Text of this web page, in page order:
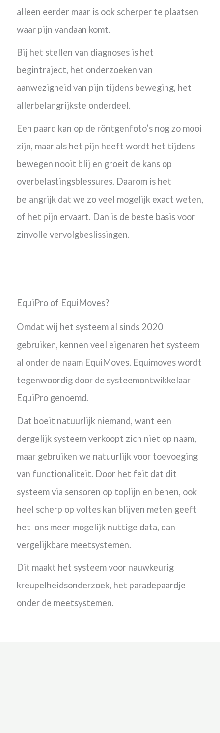
alleen eerder maar is ook scherper te plaatsen
waar pijn vandaan komt.
Bij het stellen van diagnoses is het
begintraject, het onderzoeken van
aanwezigheid van pijn tijdens beweging, het
allerbelangrijkste onderdeel.
Een paard kan op de röntgenfoto’s nog zo mooi
zijn, maar als het pijn heeft wordt het tijdens
bewegen nooit blij en groeit de kans op
overbelastingsblessures. Daarom is het
belangrijk dat we zo veel mogelijk exact weten,
of het pijn ervaart. Dan is de beste basis voor
zinvolle vervolgbeslissingen.
EquiPro of EquiMoves?
Omdat wij het systeem al sinds 2020
gebruiken, kennen veel eigenaren het systeem
al onder de naam EquiMoves. Equimoves wordt
tegenwoordig door de systeemontwikkelaar
EquiPro genoemd.
Dat boeit natuurlijk niemand, want een
dergelijk systeem verkoopt zich niet op naam,
maar gebruiken we natuurlijk voor toevoeging
van functionaliteit. Door het feit dat dit
systeem via sensoren op toplijn en benen, ook
heel scherp op voltes kan blijven meten geeft
het ons meer mogelijk nuttige data, dan
vergelijkbare meetsystemen.
Dit maakt het systeem voor nauwkeurig
kreupelheidsonderzoek, het paradepaardje
onder de meetsystemen.